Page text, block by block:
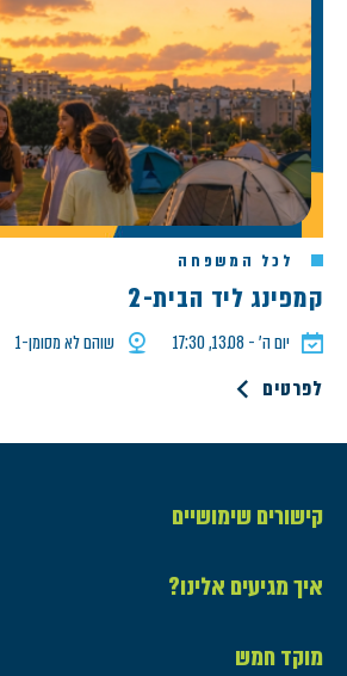
לכל המשפחה
קמפינג ליד הבית-2
יום ה׳ - 13.08, 17:30 שוהם לא מסומן-1
לפרטים
קישורים שימושיים
איך מגיעים אלינו?
מוקד חמש